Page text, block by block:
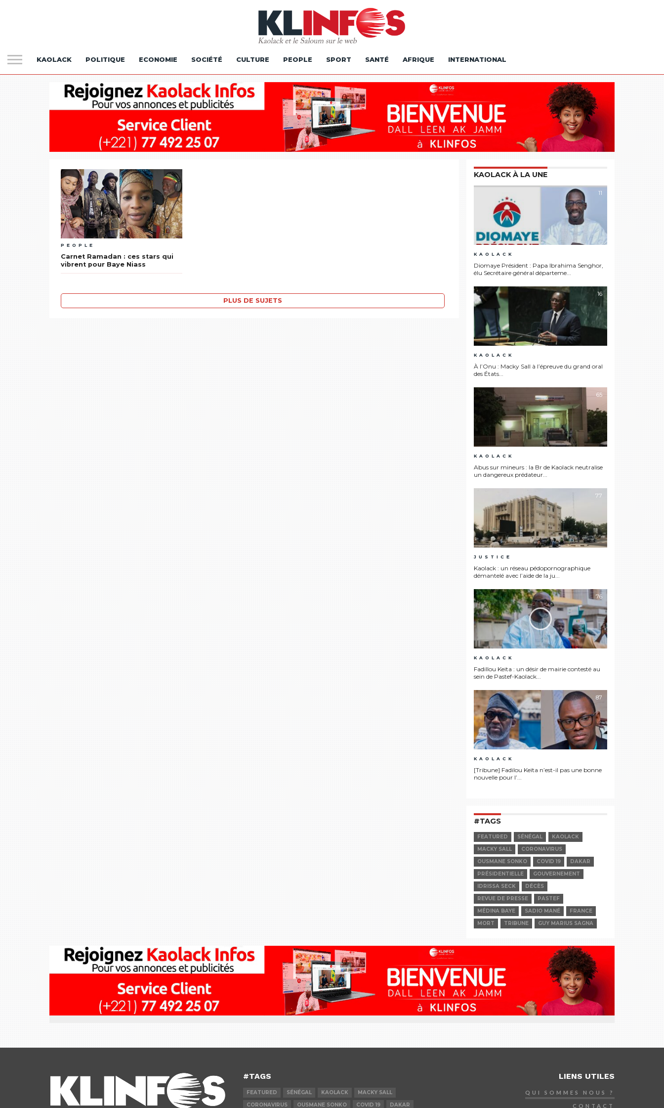
KAOLACK POLITIQUE ECONOMIE SOCIÉTÉ CULTURE PEOPLE SPORT SANTÉ AFRIQUE INTERNATIONAL
PEOPLE
Carnet Ramadan : ces stars qui
vibrent pour Baye Niass
PLUS DE SUJETS
KAOLACK À LA UNE
11
KAOLACK
Diomaye Président : Papa Ibrahima Senghor,
élu Secrétaire général départeme...
16
KAOLACK
À l’Onu : Macky Sall à l’épreuve du grand oral
des États...
65
KAOLACK
Abus sur mineurs : la Br de Kaolack neutralise
un dangereux prédateur...
77
JUSTICE
Kaolack : un réseau pédopornographique
démantelé avec l’aide de la ju...
76
KAOLACK
Fadillou Keita : un désir de mairie contesté au
sein de Pastef-Kaolack...
87
KAOLACK
[Tribune] Fadilou Keïta n’est-il pas une bonne
nouvelle pour l’...
#TAGS
FEATURED SÉNÉGAL
KAOLACK
MACKY SALL
CORONAVIRUS
OUSMANE SONKO
COVID 19
DAKAR
PRÉSIDENTIELLE
GOUVERNEMENT
IDRISSA SECK
DÉCÈS
REVUE DE PRESSE
PASTEF
MÉDINA BAYE
SADIO MANÉ
FRANCE
MORT
TRIBUNE GUY MARIUS SAGNA
#TAGS
FEATURED SÉNÉGAL KAOLACK
MACKY SALL
CORONAVIRUS
OUSMANE SONKO COVID 19 DAKAR
LIENS UTILES
QUI SOMMES NOUS ?
CONTACT